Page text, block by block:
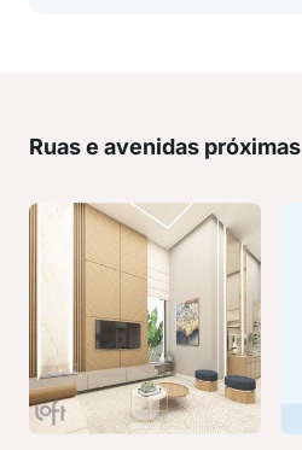
Ruas e avenidas próximas